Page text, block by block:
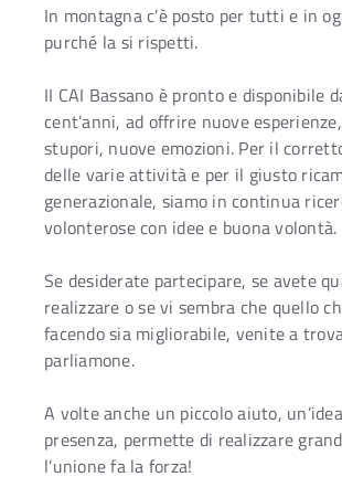
In montagna c’è posto per tutti e in
purché la si rispetti.
II CAI Bassano è pronto e disponibile
cent’anni, ad offrire nuove
stupori, nuove emozioni. Per il
delle varie attività e per il giusto
generazionale, siamo in continua
volonterose con idee e buona volontà.
Se desiderate partecipare, se avete
realizzare o se vi sembra che quello
facendo sia migliorabile, venite a
parliamone.
A volte anche un piccolo aiuto,
presenza, permette di realizzare
l’unione fa la forza!